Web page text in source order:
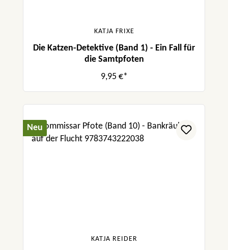
KATJA FRIXE
Die Katzen-Detektive (Band 1) - Ein Fall für
die Samtpfoten
9,95 €*
Neu
KATJA REIDER